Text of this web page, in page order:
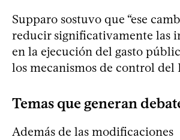
Supparo sostuvo que “ese
reducir significativamente las
en la ejecución del gasto
los mecanismos de control del
Temas que generan
Además de las modificaciones